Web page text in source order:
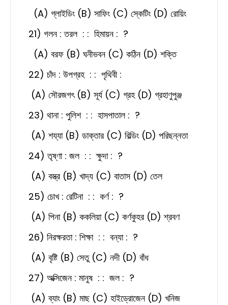
(A) গ্লাইডিং (B) সাফিং (C) স্কেটিং (D) রোয়িং
21) গলন : তরল : : হিমায়ন : ?
(A) বরফ (B) ঘনীভবন (C) কঠিন (D) শক্তি
22) চাঁদ : উপগ্রহ : : পৃথিবী :
(A) সৌরজগৎ (B) সূর্য (C) গ্রহ (D) গ্রহাণুপুঞ্জ
23) থানা : পুলিশ : : হাসপাতাল : ?
(A) শয্যা (B) ডাক্তার (C) বিল্ডিং (D) পরিছন্নতা
24) তৃষ্ণা : জল : : ক্ষুদা : ?
(A) বস্ত্র (B) খাদ্য (C) বাতাস (D) তেল
25) চোখ : রেটিনা : : কর্ণ : ?
(A) পিনা (B) ককলিয়া (C) কর্ণকুহর (D) শ্রবণ
26) নিরক্ষরতা : শিক্ষা : : বন্যা : ?
(A) বৃষ্টি (B) সেতু (C) নদী (D) বাঁধ
27) অক্সিজেন : মানুষ : : জল : ?
(A) ব্যাং (B) মাছ (C) হাইড্রোজেন (D) খনিজ